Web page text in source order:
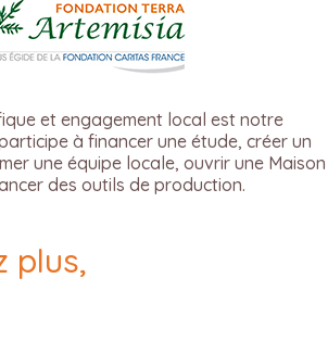
et engagement local est notre
à financer une étude, créer un
une équipe locale, ouvrir une Maison
des outils de production.
plus,